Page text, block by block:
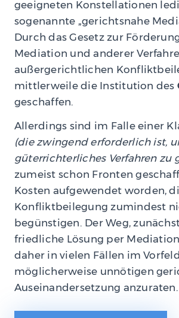
geeigneten Konstellationen
sogenannte „gerichtsnahe
Durch das Gesetz zur
Mediation und anderer
außergerichtlichen
mittlerweile die Institution des
geschaffen.
Allerdings sind im Falle einer
(die zwingend erforderlich ist,
güterrichterliches Verfahren zu
zumeist schon Fronten
Kosten aufgewendet worden,
Konfliktbeilegung zumindest
begünstigen. Der Weg,
friedliche Lösung per
daher in vielen Fällen im
möglicherweise unnötigen
Auseinandersetzung anzuraten.